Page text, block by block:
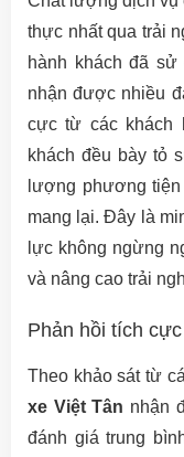
thực nhất qua trải
hành khách đã sử
nhận được nhiều
cực từ các khách
khách đều bày tỏ
lượng phương
mang lại. Đây là
lực không ngừng
và nâng cao trải
Phản hồi tích
Theo khảo sát từ
xe Việt Tân nhận
đánh giá trung